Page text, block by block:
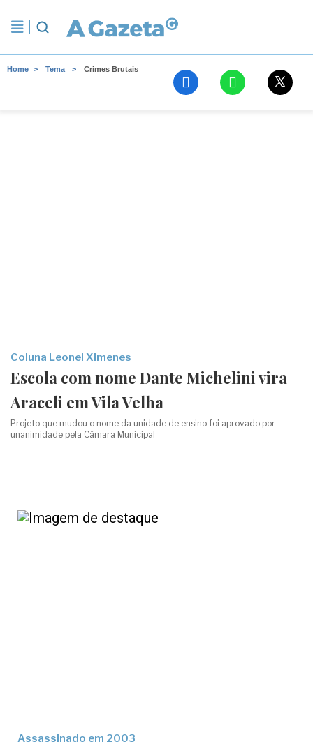
Home Tema Crimes Brutais
Coluna Leonel Ximenes
Escola com nome Dante Michelini vira
Araceli em Vila Velha
Projeto que mudou o nome da unidade de ensino foi aprovado por
unanimidade pela Câmara Municipal
Assassinado em 2003